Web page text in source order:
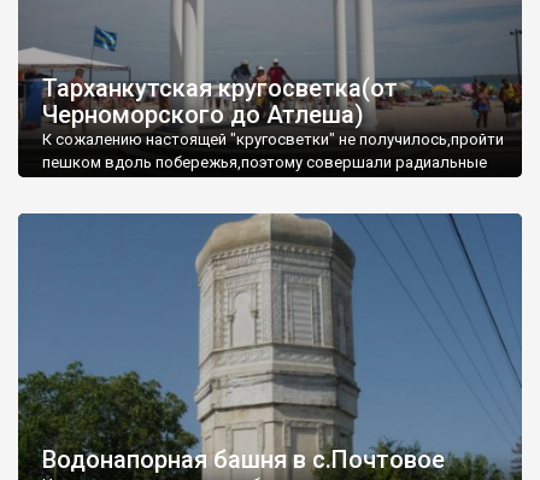
Тарханкутская кругосветка(от
Черноморского до Атлеша)
К сожалению настоящей "кругосветки" не получилось,пройти
пешком вдоль побережья,поэтому совершали радиальные
Водонапорная башня в с.Почтовое